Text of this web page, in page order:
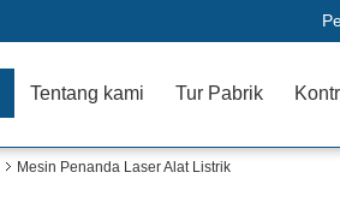
Tentang kami Tur Pabrik
Mesin Penanda Laser Alat Listrik